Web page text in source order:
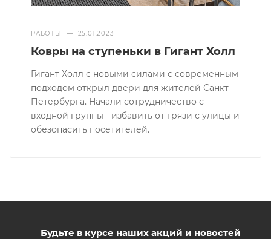
РАБОТЫ — 25.01.2023
Ковры на ступеньки в Гигант Холл
Гигант Холл с новыми силами с современным
подходом открыл двери для жителей Санкт-
Петербурга. Начали сотрудничество с
входной группы - избавить от грязи с улицы и
обезопасить посетителей.
Будьте в курсе наших акций и новостей